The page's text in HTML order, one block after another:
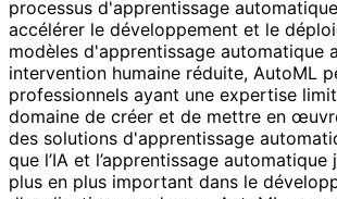
processus d'apprentissage
accélérer le développement et le
modèles d'apprentissage automatique
intervention humaine réduite, AutoML
professionnels ayant une expertise
domaine de créer et de mettre en
des solutions d'apprentissage
que l’IA et l’apprentissage
plus en plus important dans le